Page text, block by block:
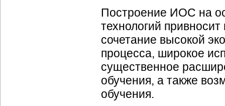
Построение ИОС на
технологий
сочетание высокой
процесса, широкое
существенное
обучения, а также
обучения.